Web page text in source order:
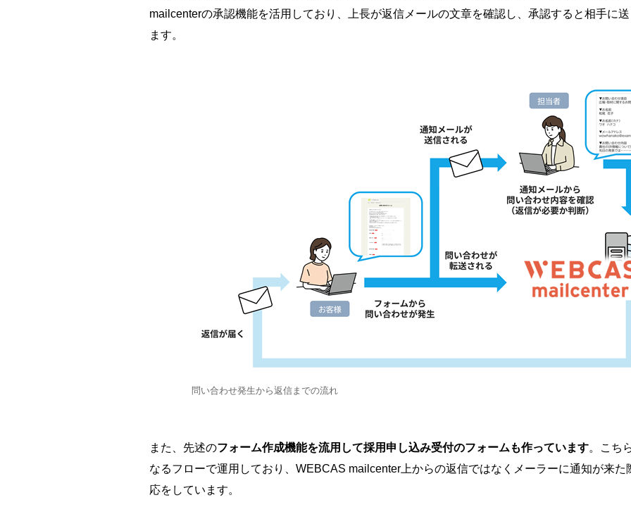
mailcenterの承認機能を活用しており、上長が返信メールの文章を確認し、承認すると相手に
ます。
問い合わせ発生から返信までの流れ
また、先述のフォーム作成機能を流用して採用申し込み受付のフォームも作っています。こち
なるフローで運用しており、WEBCAS mailcenter上からの返信ではなくメーラーに通知が来
応をしています。